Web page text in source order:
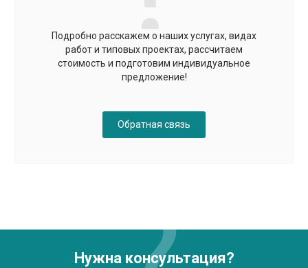
Подробно расскажем о наших услугах, видах
работ и типовых проектах, рассчитаем
стоимость и подготовим индивидуальное
предложение!
Обратная связь
Нужна консультация?